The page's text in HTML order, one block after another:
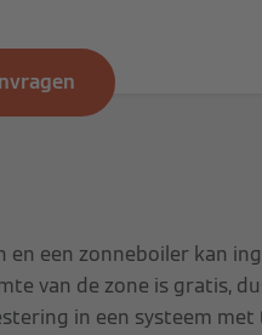
een zonneboiler kan
van de zone is gratis,
in een systeem